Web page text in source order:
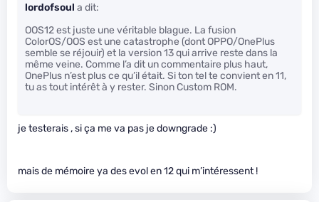
lordofsoul a dit:
OOS12 est juste une véritable blague. La fusion
ColorOS/OOS est une catastrophe (dont OPPO/OnePlus
semble se réjouir) et la version 13 qui arrive reste dans la
même veine. Comme l’a dit un commentaire plus haut,
OnePlus n’est plus ce qu’il était. Si ton tel te convient en 11,
tu as tout intérêt à y rester. Sinon Custom ROM.
je testerais , si ça me va pas je downgrade :)
mais de mémoire ya des evol en 12 qui m’intéressent !